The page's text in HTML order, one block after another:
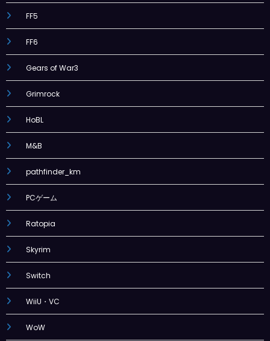
FF5
FF6
Gears of War3
Grimrock
HoBL
M&B
pathfinder_km
PCゲーム
Ratopia
Skyrim
Switch
WiiU・VC
WoW